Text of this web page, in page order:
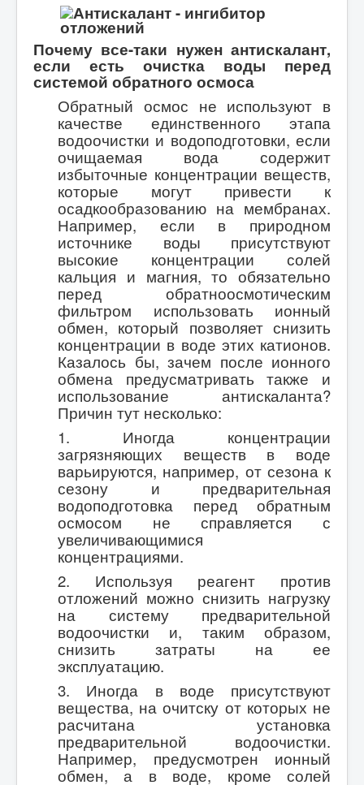
Почему все-таки нужен антискалант,
если есть очистка воды перед
системой обратного осмоса
Обратный осмос не используют в
качестве единственного этапа
водоочистки и водоподготовки, если
очищаемая вода содержит
избыточные концентрации веществ,
которые могут привести к
осадкообразованию на мембранах.
Например, если в природном
источнике воды присутствуют
высокие концентрации солей
кальция и магния, то обязательно
перед обратноосмотическим
фильтром использовать ионный
обмен, который позволяет снизить
концентрации в воде этих катионов.
Казалось бы, зачем после ионного
обмена предусматривать также и
использование антискаланта?
Причин тут несколько:
1. Иногда концентрации
загрязняющих веществ в воде
варьируются, например, от сезона к
сезону и предварительная
водоподготовка перед обратным
осмосом не справляется с
увеличивающимися
концентрациями.
2. Используя реагент против
отложений можно снизить нагрузку
на систему предварительной
водоочистки и, таким образом,
снизить затраты на ее
эксплуатацию.
3. Иногда в воде присутствуют
вещества, на очитску от которых не
расчитана установка
предварительной водоочистки.
Например, предусмотрен ионный
обмен, а в воде, кроме солей